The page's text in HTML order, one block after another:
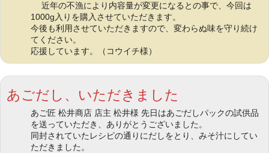
近年の不漁により内容量が変更になるとの事で、今回は
1000g入りを購入させていただきます。
今後も利用させていただきますので、変わらぬ味を守り続け
てください。
応援しています。（コウイチ様）
あごだし、いただきました
あご匠 松井商店 店主 松井様 先日はあごだしパックの試供品
を送っていただき、ありがとうございました。
同封されていたレシピの通りにだしをとり、みそ汁にしてい
ただきました。